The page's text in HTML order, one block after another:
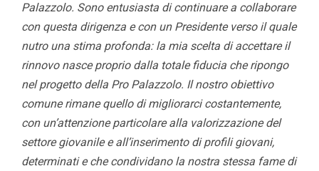
Palazzolo. Sono entusiasta di continuare a collaborare
con questa dirigenza e con un Presidente verso il quale
nutro una stima profonda: la mia scelta di accettare il
rinnovo nasce proprio dalla totale fiducia che ripongo
nel progetto della Pro Palazzolo. Il nostro obiettivo
comune rimane quello di migliorarci costantemente,
con un’attenzione particolare alla valorizzazione del
settore giovanile e all’inserimento di profili giovani,
determinati e che condividano la nostra stessa fame di